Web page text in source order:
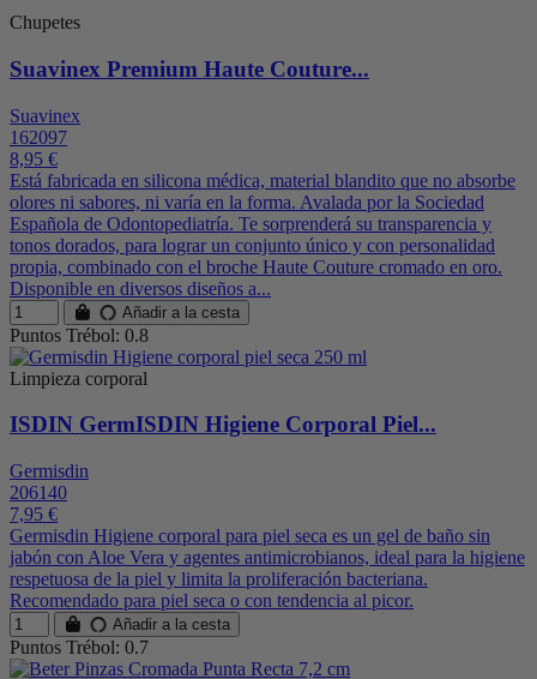
Chupetes
Suavinex Premium Haute Couture...
Suavinex
162097
8,95 €
Está fabricada en silicona médica, material blandito que no absorbe
olores ni sabores, ni varía en la forma. Avalada por la Sociedad
Española de Odontopediatría. Te sorprenderá su transparencia y
tonos dorados, para lograr un conjunto único y con personalidad
propia, combinado con el broche Haute Couture cromado en oro.
Disponible en diversos diseños a...
Añadir a la cesta
Puntos Trébol: 0.8
Limpieza corporal
ISDIN GermISDIN Higiene Corporal Piel...
Germisdin
206140
7,95 €
Germisdin Higiene corporal para piel seca es un gel de baño sin
jabón con Aloe Vera y agentes antimicrobianos, ideal para la higiene
respetuosa de la piel y limita la proliferación bacteriana.
Recomendado para piel seca o con tendencia al picor.
Añadir a la cesta
Puntos Trébol: 0.7